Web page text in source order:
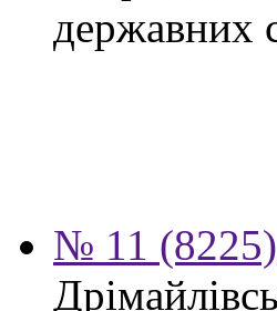
державних
№ 11 (8225)